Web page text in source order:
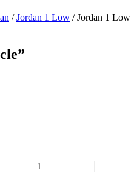
/Jordan 1 Low / Jordan 1 Low